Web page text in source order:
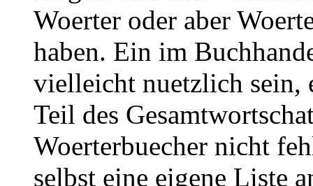
Woerter oder aber
haben. Ein im
vielleicht nuetzlich sein,
Teil des
Woerterbuecher nicht
selbst eine eigene Liste